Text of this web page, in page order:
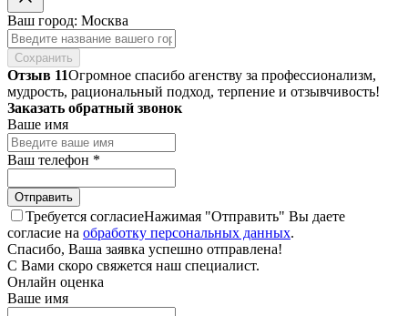
Ваш город: Москва
Сохранить
Отзыв 11Огромное спасибо агенству за профессионализм,
мудрость, рациональный подход, терпение и отзывчивость!
Заказать обратный звонок
Ваше имя
Ваш телефон *
Требуется согласиеНажимая "Отправить" Вы даете
согласие на обработку персональных данных.
Спасибо, Ваша заявка успешно отправлена!
С Вами скоро свяжется наш специалист.
Онлайн оценка
Ваше имя